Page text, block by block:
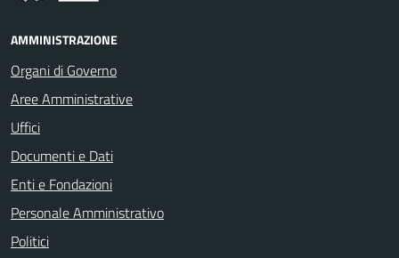
AMMINISTRAZIONE
Organi di Governo
Aree Amministrative
Uffici
Documenti e Dati
Enti e Fondazioni
Personale Amministrativo
Politici